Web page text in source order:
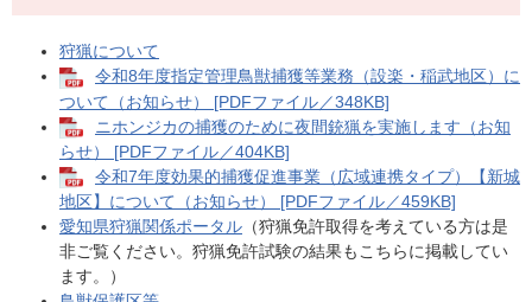
狩猟について
令和8年度指定管理鳥獣捕獲等業務（設楽・稲武地区）に
ついて（お知らせ） [PDFファイル／348KB]
ニホンジカの捕獲のために夜間銃猟を実施します（お知
らせ） [PDFファイル／404KB]
令和7年度効果的捕獲促進事業（広域連携タイプ）【新城
地区】について（お知らせ） [PDFファイル／459KB]
愛知県狩猟関係ポータル （狩猟免許取得を考えている方は是
非ご覧ください。狩猟免許試験の結果もこちらに掲載してい
ます。）